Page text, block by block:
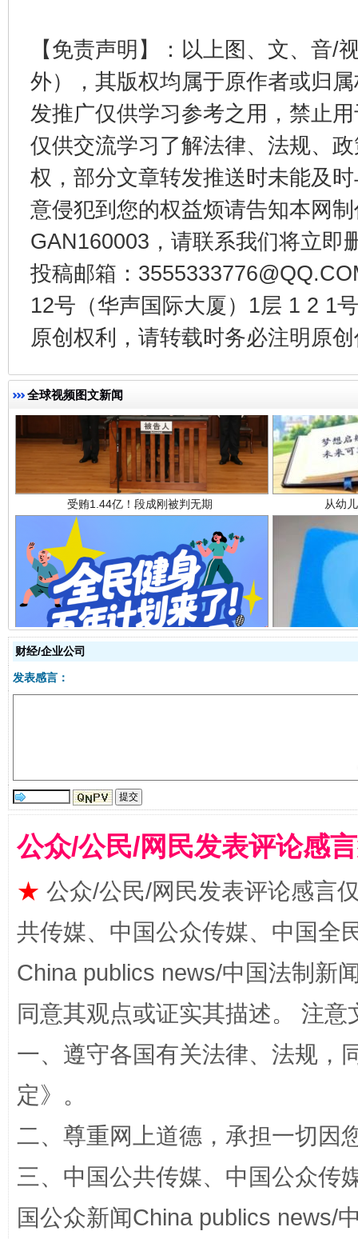
【免责声明】：以上图、文、音/
外），其版权均属于原作者或归
发推广仅供学习参考之用，禁止
仅供交流学习了解法律、法规、
权，部分文章转发推送时未能及
意侵犯到您的权益烦请告知本网
GAN160003，请联系我们将立即
投稿邮箱：
12号（华声国际大厦）1层 1 2 1
原创权利，请转载时务必注明原
全球视频图文新闻
揭开“小金库”的免责幌子
受贿1.44亿！段成刚被判无期 从幼
全民健身五年计划来了！等你上场
国家大学科技园优化重塑工作
扯下公款旅游的“隐身衣” 如何以
财经/企业公司
发表感言：
公众/公民/网民发表评论感
★ 公众/公民/网民发表评论感言
共传媒、中国公众传媒、中国全
China publics news/中国法制新
同意其观点或证实其描述。 注
一、遵守各国有关法律、法规，
定》。
二、尊重网上道德，承担一切因
三、中国公共传媒、中国公众传
国公众新闻China publics news/